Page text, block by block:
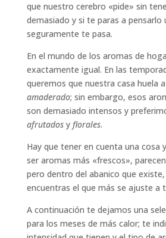
que nuestro cerebro «pide» sin
demasiado y si te paras a pensarlo
seguramente te pasa.
En el mundo de los aromas de
exactamente igual. En las
queremos que nuestra casa huela a
amaderado; sin embargo, esos
son demasiado intensos y
afrutadosy florales.
Hay que tener en cuenta una cosa
ser aromas más «frescos»,
pero dentro del abanico que
encuentras el que más se ajuste a
A continuación te dejamos una
para los meses de más calor; te